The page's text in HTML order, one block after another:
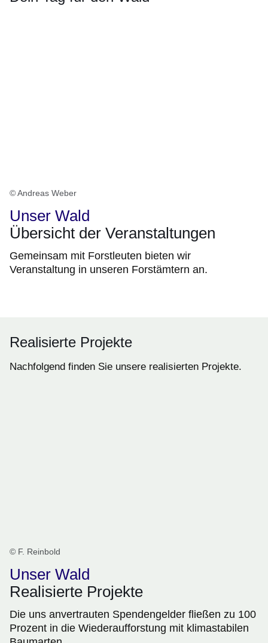
© Andreas Weber
Unser Wald
Übersicht der Veranstaltungen
Gemeinsam mit Forstleuten bieten wir
Veranstaltung in unseren Forstämtern an.
Realisierte Projekte
Nachfolgend finden Sie unsere realisierten Projekte.
© F. Reinbold
Unser Wald
Realisierte Projekte
Die uns anvertrauten Spendengelder fließen zu 100
Prozent in die Wiederaufforstung mit klimastabilen